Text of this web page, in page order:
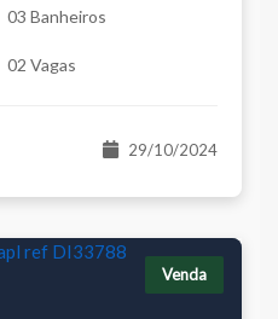
03 Banheiros
02 Vagas
29/10/2024
Venda